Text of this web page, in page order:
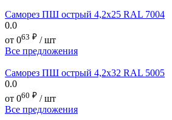
Саморез ПШ острый 4,2х25 RAL 7004
0.0
от 063 ₽ / шт
Все предложения
Саморез ПШ острый 4,2х32 RAL 5005
0.0
от 060 ₽ / шт
Все предложения